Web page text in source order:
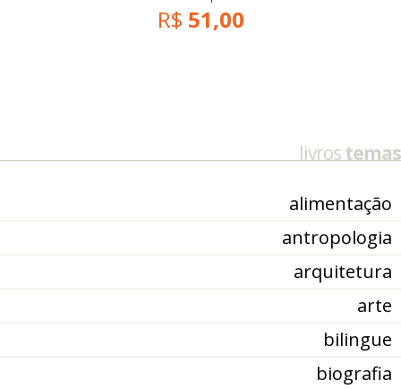
R$ 51,00
livrostemas
alimentação
antropologia
arquitetura
arte
bilingue
biografia